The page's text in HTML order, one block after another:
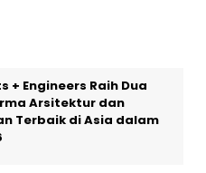
+ Engineers Raih Dua
Arsitektur dan
Terbaik di Asia dalam